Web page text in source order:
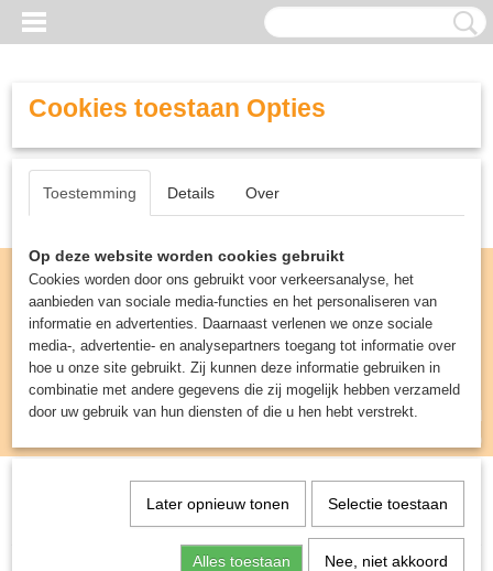
Inloggen Registreren
UW WINKELWAGEN
(0)
Spellen & Puzzels> Metal Light Bulb -
Cookies toestaan Opties
Toestemming Details Over
Op deze website worden cookies gebruikt
Cookies worden door ons gebruikt voor verkeersanalyse, het
aanbieden van sociale media-functies en het personaliseren van
informatie en advertenties. Daarnaast verlenen we onze sociale
media-, advertentie- en analysepartners toegang tot informatie over
hoe u onze site gebruikt. Zij kunnen deze informatie gebruiken in
combinatie met andere gegevens die zij mogelijk hebben verzameld
door uw gebruik van hun diensten of die u hen hebt verstrekt.
Later opnieuw tonen Selectie toestaan
Alles toestaan Nee, niet akkoord